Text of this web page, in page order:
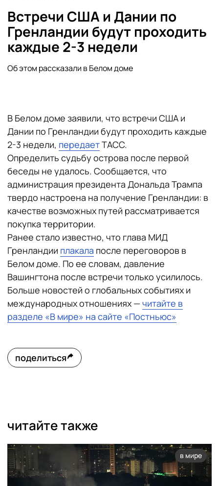
Встречи США и Дании по
Гренландии будут проходить
каждые 2-3 недели
Об этом рассказали в Белом доме
В Белом доме заявили, что встречи США и
Дании по Гренландии будут проходить каждые
2-3 недели, передаетТАСС.
Определить судьбу острова после первой
беседы не удалось. Сообщается, что
администрация президента Дональда Трампа
твердо настроена на получение Гренландии: в
качестве возможных путей рассматривается
покупка территории.
Ранее стало известно, что глава МИД
Гренландии плакала после переговоров в
Белом доме. По ее словам, давление
Вашингтона после встречи только усилилось.
Больше новостей о глобальных событиях и
международных отношениях — читайте в
разделе «В мире» на сайте «Постньюс»
поделиться
читайте также
в мире